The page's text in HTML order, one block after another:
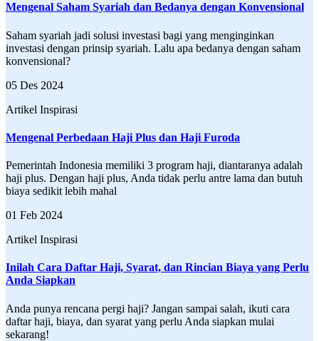
Mengenal Saham Syariah dan Bedanya dengan Konvensional
Saham syariah jadi solusi investasi bagi yang menginginkan
investasi dengan prinsip syariah. Lalu apa bedanya dengan saham
konvensional?
05 Des 2024
Artikel Inspirasi
Mengenal Perbedaan Haji Plus dan Haji Furoda
Pemerintah Indonesia memiliki 3 program haji, diantaranya adalah
haji plus. Dengan haji plus, Anda tidak perlu antre lama dan butuh
biaya sedikit lebih mahal
01 Feb 2024
Artikel Inspirasi
Inilah Cara Daftar Haji, Syarat, dan Rincian Biaya yang Perlu
Anda Siapkan
Anda punya rencana pergi haji? Jangan sampai salah, ikuti cara
daftar haji, biaya, dan syarat yang perlu Anda siapkan mulai
sekarang!